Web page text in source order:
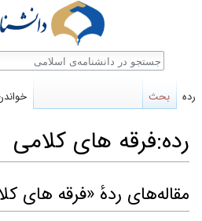
رده:فرقه های کلامی
پرش
به
پرش
به
مقاله‌های ردهٔ «فرقه های
رده بحث
جستجو